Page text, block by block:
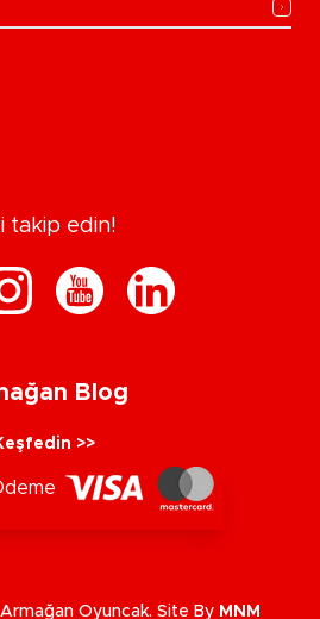
takip edin!
Blog
>>
Oyuncak. Site By MNM